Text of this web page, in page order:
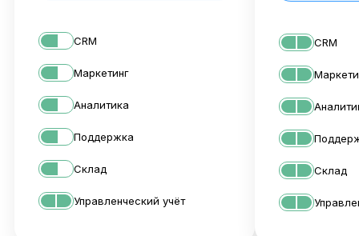
CRM
Маркетинг
Аналитика
Поддержка
Склад
Управленческий учёт
CRM
Склад
STOCRM будет на фестивале!